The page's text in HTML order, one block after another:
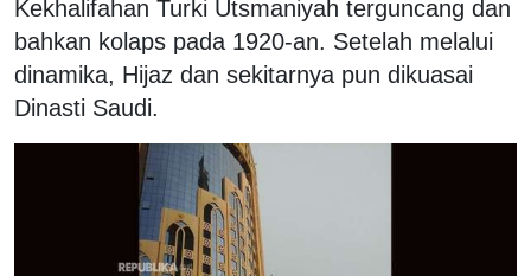
Kekhalifahan Turki Utsmaniyah terguncang dan
bahkan kolaps pada 1920-an. Setelah melalui
dinamika, Hijaz dan sekitarnya pun dikuasai
Dinasti Saudi.